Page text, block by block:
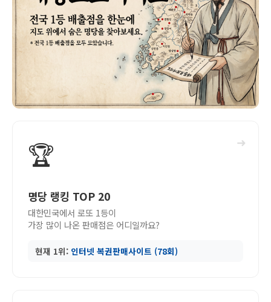
➜
🏆
명당 랭킹 TOP 20
대한민국에서 로또 1등이
가장 많이 나온 판매점은 어디일까요?
현재 1위: 인터넷 복권판매사이트 (78회)